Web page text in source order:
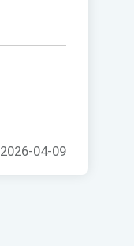
2026-04-09